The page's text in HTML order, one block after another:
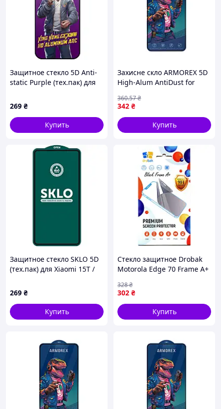
Защитное стекло 5D Anti-
static Purple (тех.пак) для
18 Pro Max (6.9")
269 ₴
Купить
Захисне скло ARMOREX 5D
High-Alum AntiDust for
(17014575)
342 ₴
360.57₴
Купить
Защитное стекло SKLO 5D
(тех.пак) для Xiaomi 15T /
Note 15 Pro 5G
269 ₴
Купить
Стекло защитное Drobak
Motorola Edge 70 Frame A+
Доступный
302 ₴
328₴
Купить